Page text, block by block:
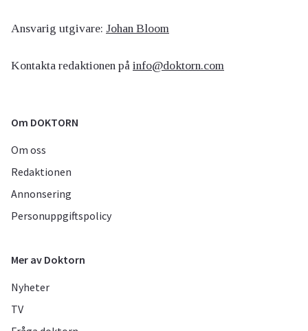
Ansvarig utgivare: Johan Bloom
Kontakta redaktionen på info@doktorn.com
Om DOKTORN
Om oss
Redaktionen
Annonsering
Personuppgiftspolicy
Mer av Doktorn
Nyheter
TV